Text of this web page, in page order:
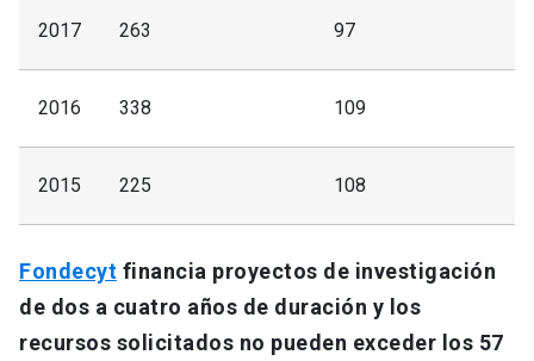
2017 263 97
2016 338 109
2015 225 108
Fondecyt financia proyectos de investigación
de dos a cuatro años de duración y los
recursos solicitados no pueden exceder los 57